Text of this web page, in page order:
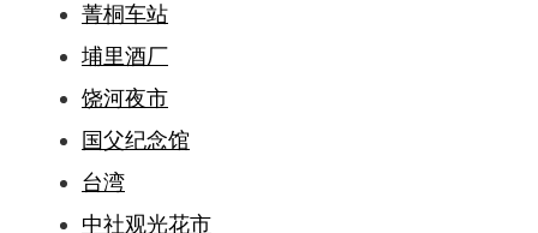
菁桐车站
埔里酒厂
饶河夜市
国父纪念馆
台湾
中社观光花市